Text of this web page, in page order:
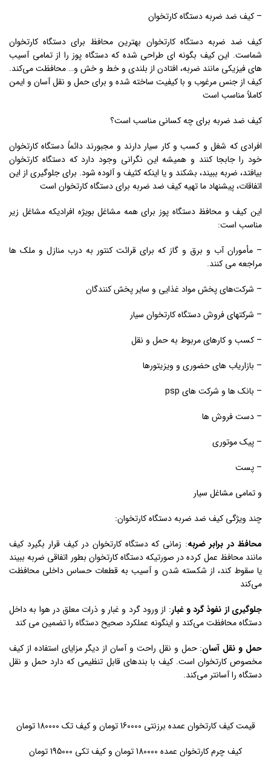
– کیف ضد ضربه دستگاه کارتخوان
کیف ضد ضربه دستگاه کارتخوان بهترین محافظ برای دستگاه کارتخوان
شماست. این کیف بگونه ای طراحی شده که دستگاه پوز را از تمامی آسیب
های فیزیکی مانند ضربه، افتادن از بلندی و خط و خش و… محافظت می‌کند.
کیف از جنس مرغوب و با کیفیت ساخته شده و برای حمل و نقل آسان و ایمن
کاملاً مناسب است
کیف ضد ضربه برای چه کسانی مناسب است؟
افرادی که شغل و کسب و کار سیار دارند و مجبورند دائماً دستگاه کارتخوان
خود را جابجا کنند و همیشه این نگرانی وجود دارد که دستگاه کارتخوان
بیافتد، ضربه ببیند، بشکند و یا اینکه کثیف و آلوده شود. برای جلوگیری از این
اتفاقات، پیشنهاد ما تهیه کیف ضد ضربه برای دستگاه کارتخوان است
این کیف و محافظ دستگاه پوز برای همه مشاغل بویژه افرادیکه مشاغل زیر
مناسب است:
– مأموران آب و برق و گاز که برای قرائت کنتور به درب منازل و ملک ها
مراجعه می کنند.
– شرکت‌های پخش مواد غذایی و سایر پخش کنندگان
– شرکتهای فروش دستگاه کارتخوان سیار
– کسب و کارهای مربوط به حمل و نقل
– بازاریاب های حضوری و ویزیتورها
– بانک ها و شرکت های psp
– دست فروش ها
– پیک موتوری
– پست
و تمامی مشاغل سیار
چند ویژگی کیف ضد ضربه دستگاه کارتخوان:
محافظ در برابر ضربه: زمانی که دستگاه کارتخوان در کیف قرار بگیرد کیف
مانند محافظ عمل کرده در صورتیکه دستگاه کارتخوان بطور اتفاقی ضربه ببیند
یا سقوط کند، از شکسته شدن و آسیب به قطعات حساس داخلی محافظت
می‌کند
جلوگیری از نفوذ گرد و غبار: از ورود گرد و غبار و ذرات معلق در هوا به داخل
دستگاه محافظت می‌کند و اینگونه عملکرد صحیح دستگاه را تضمین می کند
حمل و نقل آسان: حمل و نقل راحت و آسان از دیگر مزایای استفاده از کیف
مخصوص کارتخوان است. کیف با بندهای قابل تنظیمی که دارد حمل و نقل
دستگاه را آسانتر می‌کند.
قیمت کیف کارتخوان عمده برزنتی 160000 تومان و کیف تک 180000 تومان
کیف چرم کارتخوان عمده 180000 تومان و کیف تکی 195000 تومان